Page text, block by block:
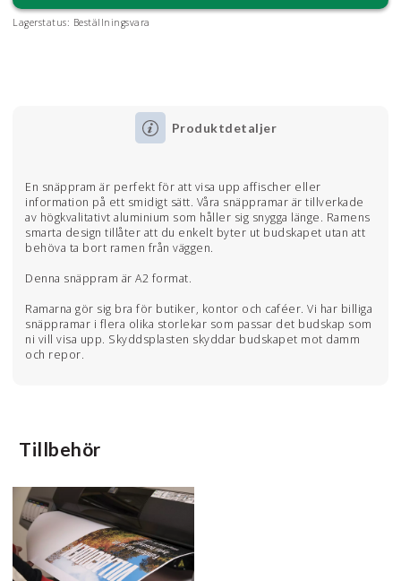
Lagerstatus: Beställningsvara
Produktdetaljer
En snäppram är perfekt för att visa upp affischer eller
information på ett smidigt sätt. Våra snäppramar är tillverkade
av högkvalitativt aluminium som håller sig snygga länge. Ramens
smarta design tillåter att du enkelt byter ut budskapet utan att
behöva ta bort ramen från väggen.
Denna snäppram är A2 format.
Ramarna gör sig bra för butiker, kontor och caféer. Vi har billiga
snäppramar i flera olika storlekar som passar det budskap som
ni vill visa upp. Skyddsplasten skyddar budskapet mot damm
och repor.
Tillbehör